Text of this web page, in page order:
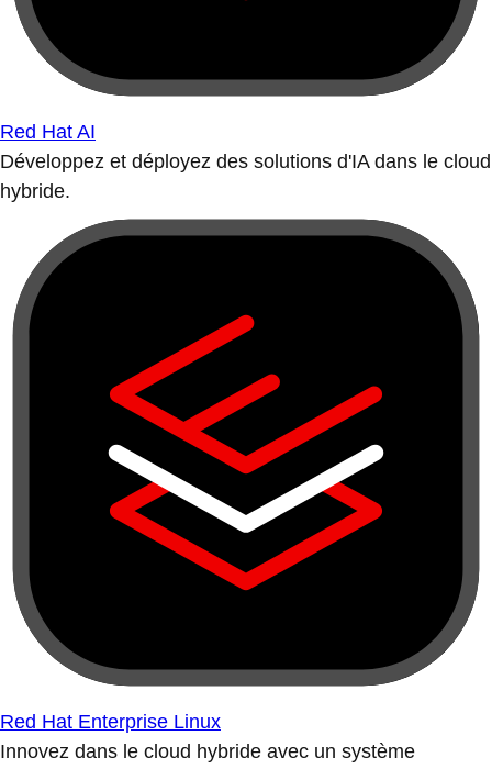
Red Hat AI
Développez et déployez des solutions d'IA dans le cloud
hybride.
Red Hat Enterprise Linux
Innovez dans le cloud hybride avec un système